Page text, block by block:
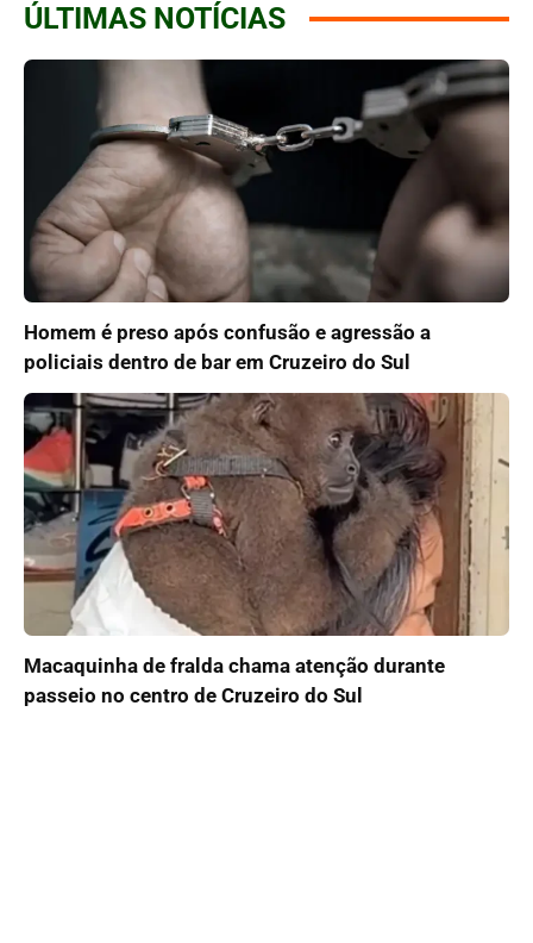
ÚLTIMAS NOTÍCIAS
Homem é preso após confusão e agressão a
policiais dentro de bar em Cruzeiro do Sul
Macaquinha de fralda chama atenção durante
passeio no centro de Cruzeiro do Sul